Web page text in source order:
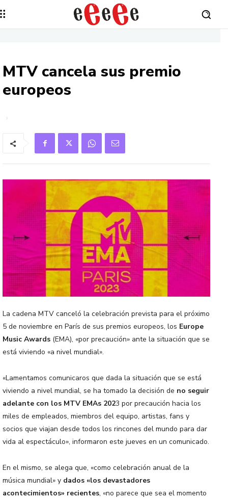
MTV cancela sus premio
europeos
La cadena MTV canceló la celebración prevista para el próximo
5 de noviembre en París de sus premios europeos, los Europe
Music Awards (EMA), «por precaución» ante la situación que se
está viviendo «a nivel mundial».
«Lamentamos comunicaros que dada la situación que se está
viviendo a nivel mundial, se ha tomado la decisión de no seguir
adelante con los MTV EMAs 2023 por precaución hacia los
miles de empleados, miembros del equipo, artistas, fans y
socios que viajan desde todos los rincones del mundo para dar
vida al espectáculo», informaron este jueves en un comunicado.
En el mismo, se alega que, «como celebración anual de la
música mundial» y dados «los devastadores
acontecimientos» recientes, «no parece que sea el momento